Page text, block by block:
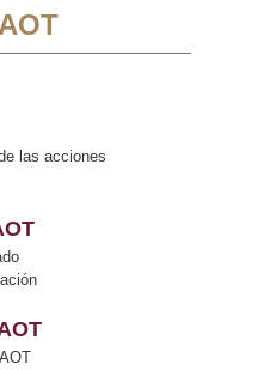
las acciones